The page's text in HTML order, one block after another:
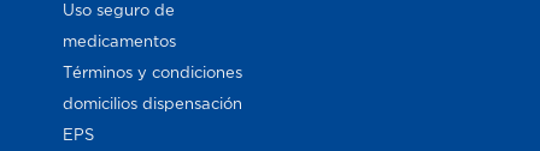
Uso seguro de
medicamentos
Términos y condiciones
domicilios dispensación
EPS